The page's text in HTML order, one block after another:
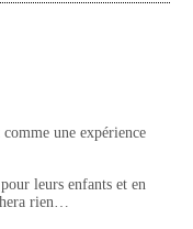
une expérience
leurs enfants et en
rien…